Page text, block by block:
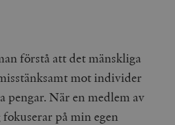
förstå att det mänskliga
mot individer
pengar. När en medlem av
på min egen